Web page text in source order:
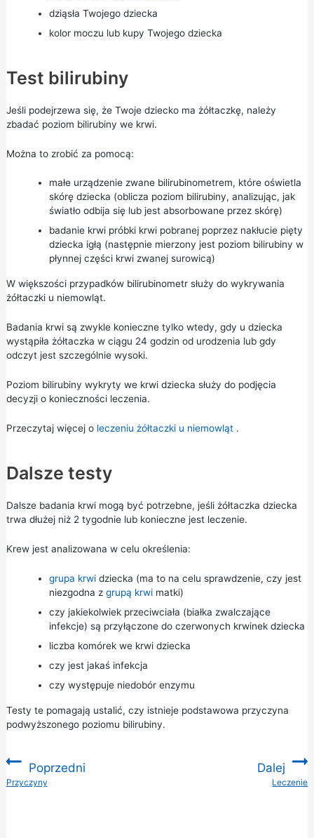
dziąsła Twojego dziecka
kolor moczu lub kupy Twojego dziecka
Test bilirubiny
Jeśli podejrzewa się, że Twoje dziecko ma żółtaczkę, należy
zbadać poziom bilirubiny we krwi.
Można to zrobić za pomocą:
małe urządzenie zwane bilirubinometrem, które oświetla
skórę dziecka (oblicza poziom bilirubiny, analizując, jak
światło odbija się lub jest absorbowane przez skórę)
badanie krwi próbki krwi pobranej poprzez nakłucie pięty
dziecka igłą (następnie mierzony jest poziom bilirubiny w
płynnej części krwi zwanej surowicą)
W większości przypadków bilirubinometr służy do wykrywania
żółtaczki u niemowląt.
Badania krwi są zwykle konieczne tylko wtedy, gdy u dziecka
wystąpiła żółtaczka w ciągu 24 godzin od urodzenia lub gdy
odczyt jest szczególnie wysoki.
Poziom bilirubiny wykryty we krwi dziecka służy do podjęcia
decyzji o konieczności leczenia.
Przeczytaj więcej o leczeniu żółtaczki u niemowląt.
Dalsze testy
Dalsze badania krwi mogą być potrzebne, jeśli żółtaczka dziecka
trwa dłużej niż 2 tygodnie lub konieczne jest leczenie.
Krew jest analizowana w celu określenia:
grupa krwidziecka (ma to na celu sprawdzenie, czy jest
niezgodna z grupą krwimatki)
czy jakiekolwiek przeciwciała (białka zwalczające
infekcje) są przyłączone do czerwonych krwinek dziecka
liczba komórek we krwi dziecka
czy jest jakaś infekcja
czy występuje niedobór enzymu
Testy te pomagają ustalić, czy istnieje podstawowa przyczyna
podwyższonego poziomu bilirubiny.
Poprzedni
:Przyczyny
Dalej
Leczenie